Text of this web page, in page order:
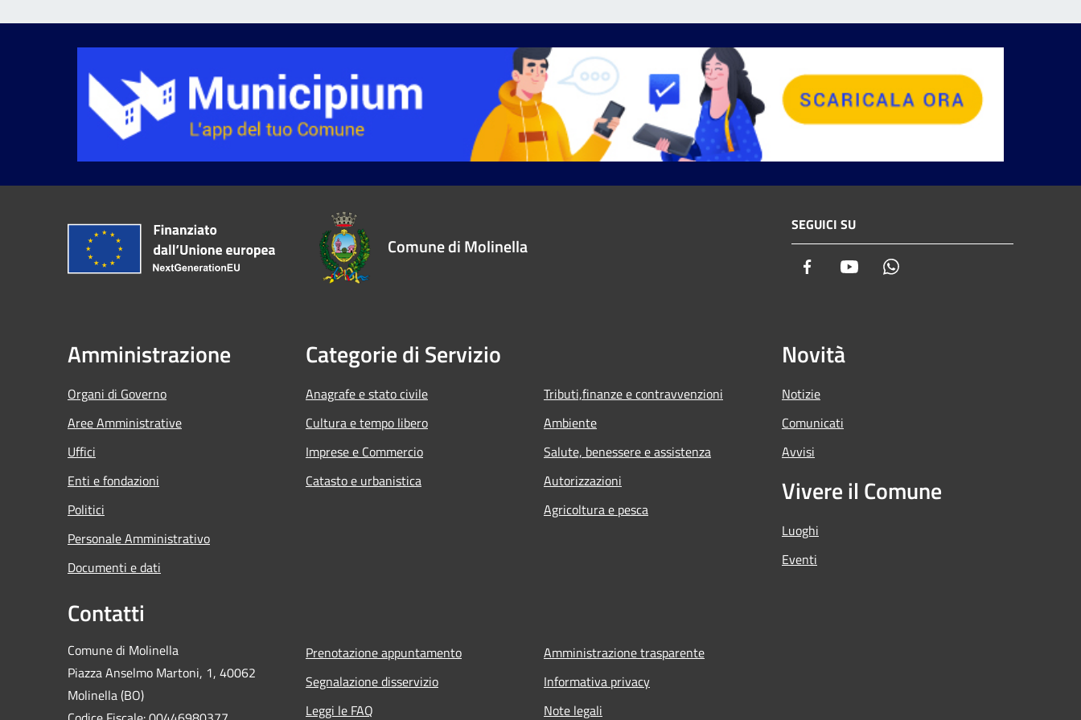
Comune di Molinella
SEGUICI SU
Facebook Youtube
Amministrazione
Organi di Governo
Aree Amministrative
Uffici
Enti e fondazioni
Politici
Personale Amministrativo
Documenti e dati
Categorie di Servizio
Anagrafe e stato civile
Cultura e tempo libero
Imprese e Commercio
Catasto e urbanistica
Tributi,finanze e contravvenzioni
Ambiente
Salute, benessere e assistenza
Autorizzazioni
Agricoltura e pesca
Novità
Notizie
Comunicati
Avvisi
Vivere il Comune
Luoghi
Eventi
Contatti
Comune di Molinella
Piazza Anselmo Martoni, 1, 40062
Molinella (BO)
Prenotazione appuntamento
Segnalazione disservizio
Leggi le FAQ
Amministrazione trasparente
Informativa privacy
Note legali